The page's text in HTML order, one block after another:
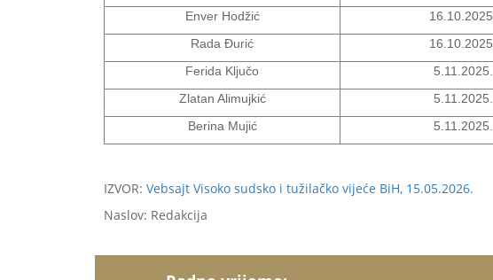
Enver Hodžić
16.10.2025.
Rada Đurić
16.10.2025.
Ferida Ključo
5.11.2025.
Zlatan Alimujkić
5.11.2025.
Berina Mujić
5.11.2025.
IZVOR: Vebsajt Visoko sudsko i tužilačko vijeće BiH, 15.05.2026.
Naslov: Redakcija